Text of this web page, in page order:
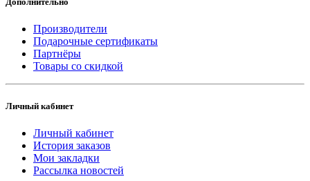
Производители
Подарочные сертификаты
Партнёры
Товары со скидкой
Личный кабинет
Личный кабинет
История заказов
Мои закладки
Рассылка новостей